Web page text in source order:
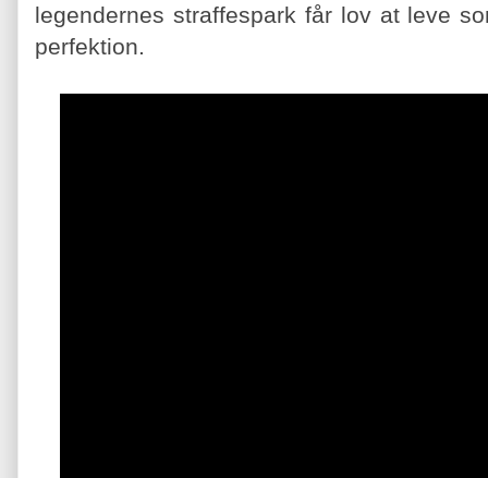
legendernes straffespark får lov at leve
perfektion.